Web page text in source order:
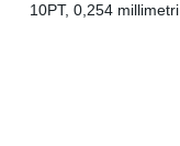
10PT, 0,254 millimetri